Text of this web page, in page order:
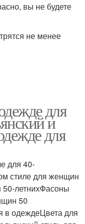
вы не будете
не менее
для
и
для
для 40-
стиле для женщин
50-летнихФасоны
50
в одеждеЦвета для